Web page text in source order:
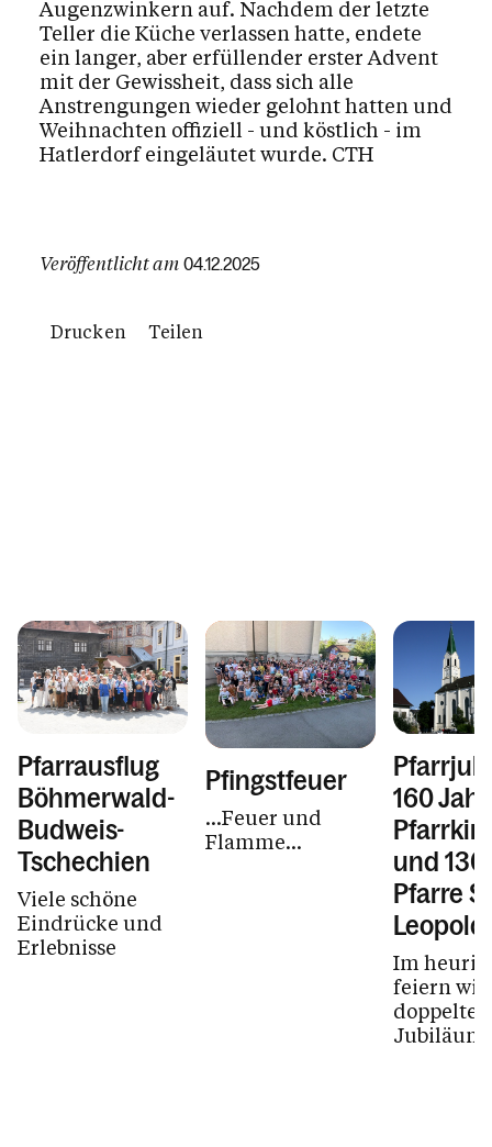
Augenzwinkern auf. Nachdem der letzte
Teller die Küche verlassen hatte, endete
ein langer, aber erfüllender erster Advent
mit der Gewissheit, dass sich alle
Anstrengungen wieder gelohnt hatten und
Weihnachten offiziell - und köstlich - im
Hatlerdorf eingeläutet wurde. CTH
Veröffentlicht am 04.12.2025
Drucken Teilen
Pfarrausflug
Böhmerwald-
Budweis-
Tschechien
Viele schöne
Eindrücke und
Erlebnisse
Pfingstfeuer
...Feuer und
Flamme...
160
und 130
Pfarre
Leopold
Im
feiern wir
doppeltes
Jubiläum: